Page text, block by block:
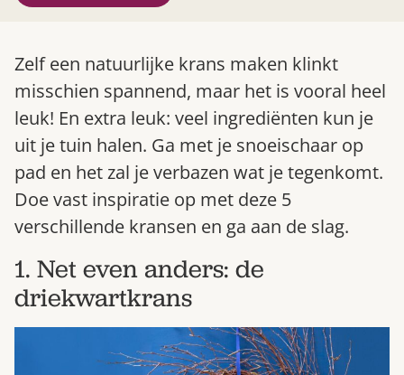
Gardeners’ World 08/2026
Bestel nu
Abonneer
Zelf een natuurlijke krans maken klinkt
misschien spannend, maar het is vooral heel
leuk! En extra leuk: veel ingrediënten kun je
uit je tuin halen. Ga met je snoeischaar op
pad en het zal je verbazen wat je tegenkomt.
Doe vast inspiratie op met deze 5
verschillende kransen en ga aan de slag.
1. Net even anders: de
driekwartkrans